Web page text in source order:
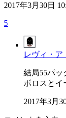
2017年3月30日
5
レヴィ・ア
結局55パッ
ボロスとイ
2017年3月